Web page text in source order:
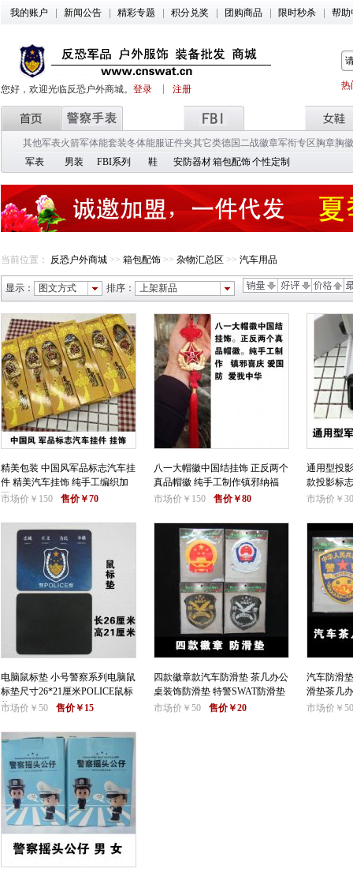
我的账户 新闻公告 精彩专题 积分兑奖 团购商品 限时秒杀 帮助
您好，欢迎光临反恐户外商城。 登录 注册 热
其他军表火箭军体能套装冬体能服证件夹其它类德国二战徽章军衔专区 胸章胸
军表
男装 FBI系列 鞋 安防器材箱包配饰个性定制
当前位置： 反恐户外商城 >> 箱包配饰 >> 杂物汇总区 >> 汽车用品
显示： 图文方式 排序： 上架新品
精美包装 中国风军品标志汽车挂
件 精美汽车挂饰 纯手工编织加
工
市场价￥150 售价￥70
八一大帽徽中国结挂饰 正反两个
真品帽徽 纯手工制作镇邪纳福
市场价￥150
售价￥80
通用型投
款投影标
市场价￥
电脑鼠标垫 小号警察系列电脑鼠
标垫尺寸26*21厘米POLICE鼠标
垫
市场价￥50 售价￥15
四款徽章款汽车防滑垫 茶几办公
桌装饰防滑垫 特警SWAT防滑垫
市场价￥50
售价￥20
汽车防滑
滑垫茶几
市场价￥50